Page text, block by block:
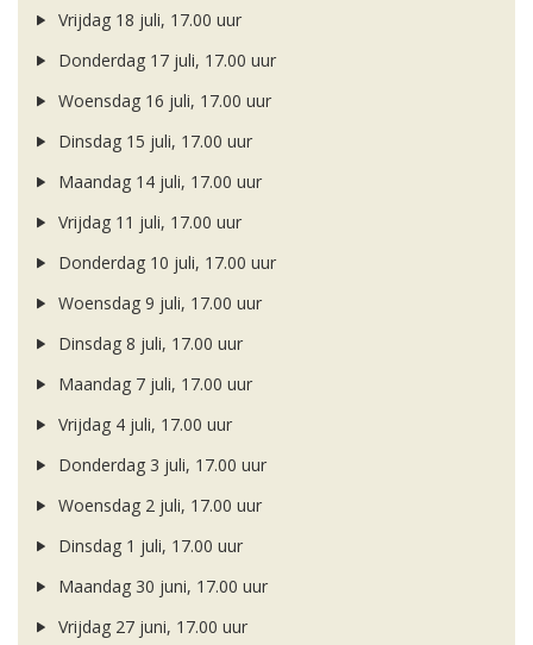
Vrijdag 18 juli, 17.00 uur
Donderdag 17 juli, 17.00 uur
Woensdag 16 juli, 17.00 uur
Dinsdag 15 juli, 17.00 uur
Maandag 14 juli, 17.00 uur
Vrijdag 11 juli, 17.00 uur
Donderdag 10 juli, 17.00 uur
Woensdag 9 juli, 17.00 uur
Dinsdag 8 juli, 17.00 uur
Maandag 7 juli, 17.00 uur
Vrijdag 4 juli, 17.00 uur
Donderdag 3 juli, 17.00 uur
Woensdag 2 juli, 17.00 uur
Dinsdag 1 juli, 17.00 uur
Maandag 30 juni, 17.00 uur
Vrijdag 27 juni, 17.00 uur